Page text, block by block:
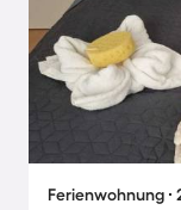
Ferienwohnung ∙